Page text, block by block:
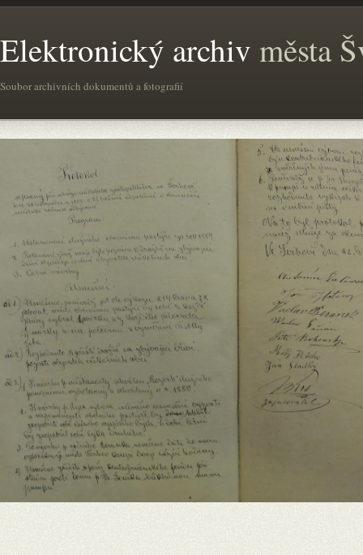
Elektronický archiv města
Soubor archivních dokumentů a fotografií